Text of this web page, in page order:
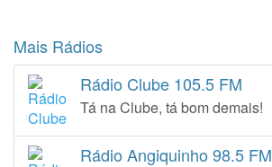
Mais Rádios
Rádio Clube 105.5 FM
Tá na Clube, tá bom demais!
Rádio Angiquinho 98.5 FM